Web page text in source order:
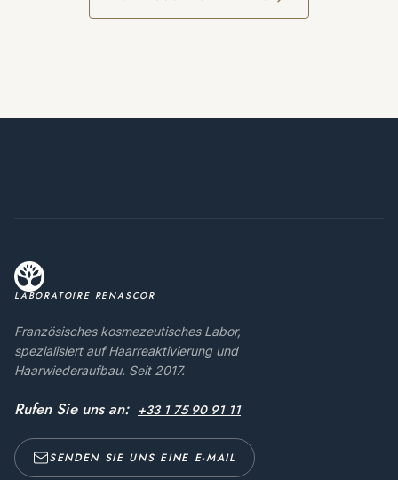
LABORATOIRE RENASCOR
Französisches kosmezeutisches Labor,
spezialisiert auf Haarreaktivierung und
Haarwiederaufbau. Seit 2017.
Rufen Sie uns an: +33 1 75 90 91 11
SENDEN SIE UNS EINE E-MAIL